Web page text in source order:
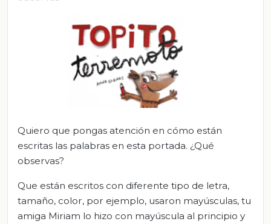
Quiero que pongas atención en cómo están
escritas las palabras en esta portada. ¿Qué
observas?
Que están escritos con diferente tipo de letra,
tamaño, color, por ejemplo, usaron mayúsculas, tu
amiga Miriam lo hizo con mayúscula al principio y